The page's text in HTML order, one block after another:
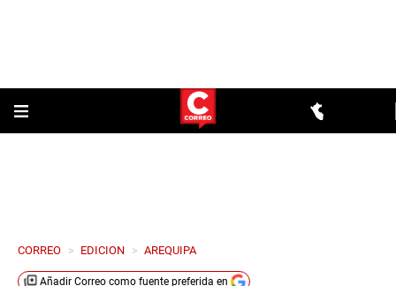
CORREO > EDICION > AREQUIPA
Añadir Correo como fuente preferida en